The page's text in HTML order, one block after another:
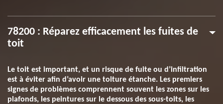
78200 : Réparez efficacement les fuites de
toit
Le toit est important, et un risque de fuite ou d’infiltration
est à éviter afin d’avoir une toiture étanche. Les premiers
signes de problèmes comprennent souvent les zones sur les
plafonds, les peintures sur le dessous des sous-toits, les